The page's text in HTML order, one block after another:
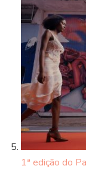
1ª edição do